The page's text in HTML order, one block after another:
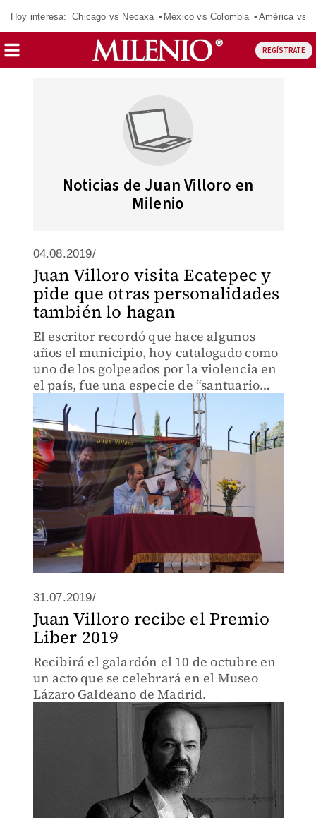
Hoy interesa: Chicago vs Necaxa México vs Colombia América vs
REGÍSTRATE
Noticias de Juan Villoro en
Milenio
04.08.2019/
Juan Villoro visita Ecatepec y
pide que otras personalidades
también lo hagan
El escritor recordó que hace algunos
años el municipio, hoy catalogado como
uno de los golpeados por la violencia en
el país, fue una especie de “santuario
para la cultura”.
31.07.2019/
Juan Villoro recibe el Premio
Liber 2019
Recibirá el galardón el 10 de octubre en
un acto que se celebrará en el Museo
Lázaro Galdeano de Madrid.